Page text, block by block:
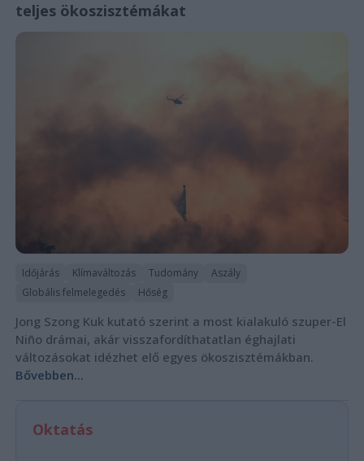
teljes ökoszisztémákat
Időjárás Klímaváltozás Tudomány
Aszály
Globális felmelegedés
Hőség
Jong Szong Kuk kutató szerint a most kialakuló szuper-El
Niño drámai, akár visszafordíthatatlan éghajlati
változásokat idézhet elő egyes ökoszisztémákban.
Bővebben...
Oktatás